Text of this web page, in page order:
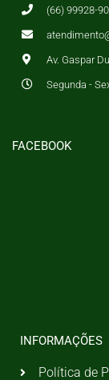
(66) 99928-
Av. Gaspar
Segunda -
FACEBOOK
INFORMAÇÕES
Política de